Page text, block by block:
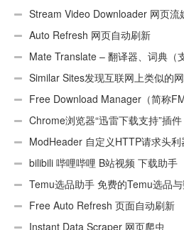
Stream Video Downloader 网页流
Auto Refresh 网页自动刷新
Mate Translate – 翻译器、词典（
Similar Sites发现互联网上类似的网
Free Download Manager（简称
插件Chrome浏览器“迅雷下载支持”插件
ModHeader 自定义HTTP请求头利
bilibili 哔哩哔哩 B站视频 下载助手
Temu选品助手 免费的Temu选品
件 Free Auto Refresh 页面自动刷新
Instant Data Scraper 网页爬虫